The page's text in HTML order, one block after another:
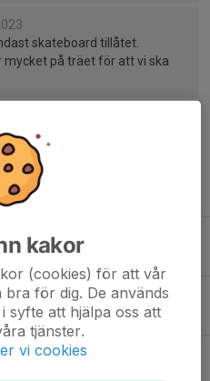
skateboard tillåtet.
på träet för att vi ska
fakturor
7 maj kl 19:30
kakor
(cookies) för att vår
för dig. De används
syfte att hjälpa oss att
tjänster.
vi cookies